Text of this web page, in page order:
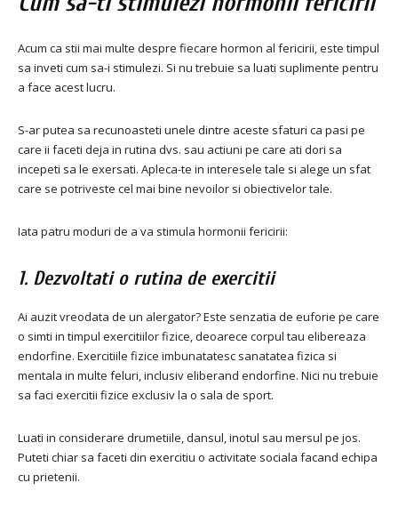
Acum ca stii mai multe despre fiecare hormon al fericirii, este timpul
sa inveti cum sa-i stimulezi. Si nu trebuie sa luati suplimente pentru
a face acest lucru.
S-ar putea sa recunoasteti unele dintre aceste sfaturi ca pasi pe
care ii faceti deja in rutina dvs. sau actiuni pe care ati dori sa
incepeti sa le exersati. Apleca-te in interesele tale si alege un sfat
care se potriveste cel mai bine nevoilor si obiectivelor tale.
Iata patru moduri de a va stimula hormonii fericirii:
1. Dezvoltati o rutina de exercitii
Ai auzit vreodata de un alergator? Este senzatia de euforie pe care
o simti in timpul exercitiilor fizice, deoarece corpul tau elibereaza
endorfine. Exercitiile fizice imbunatatesc sanatatea fizica si
mentala in multe feluri, inclusiv eliberand endorfine. Nici nu trebuie
sa faci exercitii fizice exclusiv la o sala de sport.
Luati in considerare drumetiile, dansul, inotul sau mersul pe jos.
Puteti chiar sa faceti din exercitiu o activitate sociala facand echipa
cu prietenii.